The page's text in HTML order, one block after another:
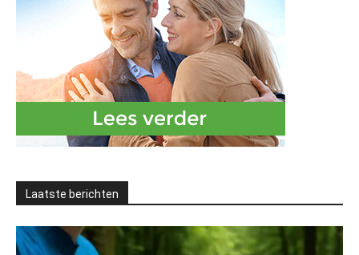
Laatste berichten